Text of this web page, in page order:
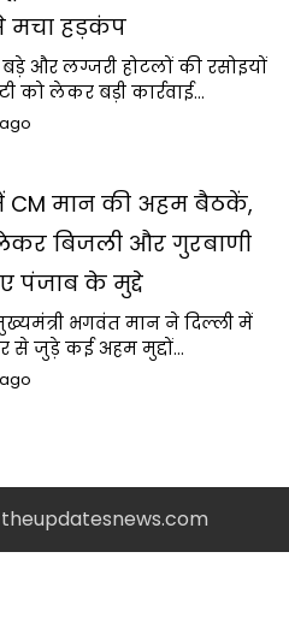
मचा हड़कंप
और लग्जरी होटलों की रसोइयों
को लेकर बड़ी कार्रवाई…
CM मान की अहम बैठकें,
बिजली और गुरबाणी
पंजाब के मुद्दे
भगवंत मान ने दिल्ली में
से जुड़े कई अहम मुद्दों…
theupdatesnews.com